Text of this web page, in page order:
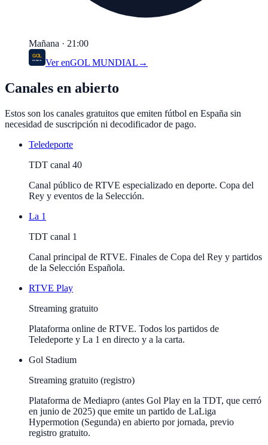
Mañana · 21:00
Ver enGOL MUNDIAL →
Canales en abierto
Estos son los canales gratuitos que emiten fútbol en España sin
necesidad de suscripción ni decodificador de pago.
Teledeporte
TDT canal 40
Canal público de RTVE especializado en deporte. Copa del
Rey y eventos de la Selección.
La 1
TDT canal 1
Canal principal de RTVE. Finales de Copa del Rey y partidos
de la Selección Española.
RTVE Play
Streaming gratuito
Plataforma online de RTVE. Todos los partidos de
Teledeporte y La 1 en directo y a la carta.
Gol Stadium
Streaming gratuito (registro)
Plataforma de Mediapro (antes Gol Play en la TDT, que cerró
en junio de 2025) que emite un partido de LaLiga
Hypermotion (Segunda) en abierto por jornada, previo
registro gratuito.